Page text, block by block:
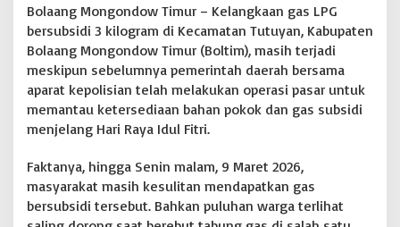
a
n
L
G
3
K
g
T
u
t
Bolaang Mongondow Timur – Kelangkaan gas LPG
bersubsidi 3 kilogram di Kecamatan Tutuyan, Kabupaten
Bolaang Mongondow Timur (Boltim), masih terjadi
meskipun sebelumnya pemerintah daerah bersama
aparat kepolisian telah melakukan operasi pasar untuk
memantau ketersediaan bahan pokok dan gas subsidi
menjelang Hari Raya Idul Fitri.
Faktanya, hingga Senin malam, 9 Maret 2026,
masyarakat masih kesulitan mendapatkan gas
bersubsidi tersebut. Bahkan puluhan warga terlihat